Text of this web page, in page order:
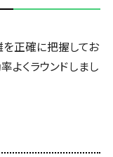
を正確に把握してお
よくラウンドしまし